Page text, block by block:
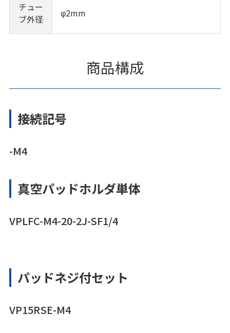
チュー
ブ外径
φ2mm
商品構成
接続記号
-M4
真空パッドホルダ単体
VPLFC-M4-20-2J-SF1/4
パッドネジ付セット
VP15RSE-M4